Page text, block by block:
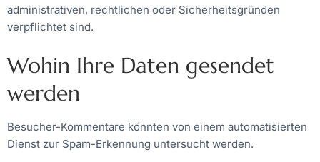
administrativen, rechtlichen oder Sicherheitsgründen
verpflichtet sind.
Wohin Ihre Daten gesendet
werden
Besucher-Kommentare könnten von einem automatisierten
Dienst zur Spam-Erkennung untersucht werden.